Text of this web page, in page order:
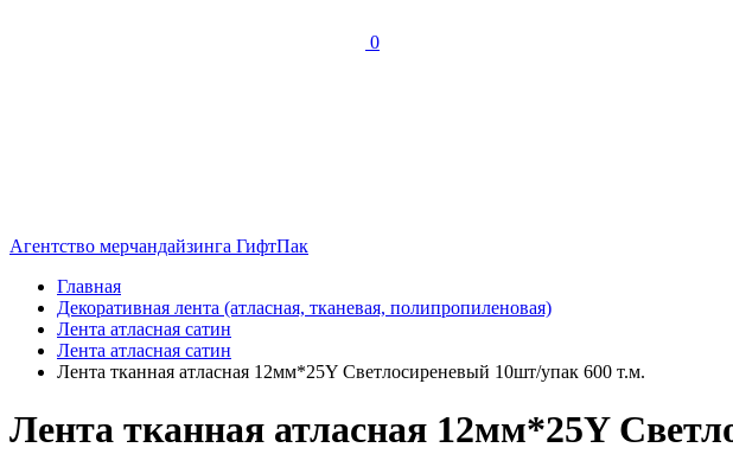
0
Агентство мерчандайзинга ГифтПак
Главная
Декоративная лента (атласная, тканевая, полипропиленовая)
Лента атласная сатин
Лента атласная сатин
Лента тканная атласная 12мм*25Y Светлосиреневый 10шт/упак 600 т.м.
Лента тканная атласная 12мм*25Y